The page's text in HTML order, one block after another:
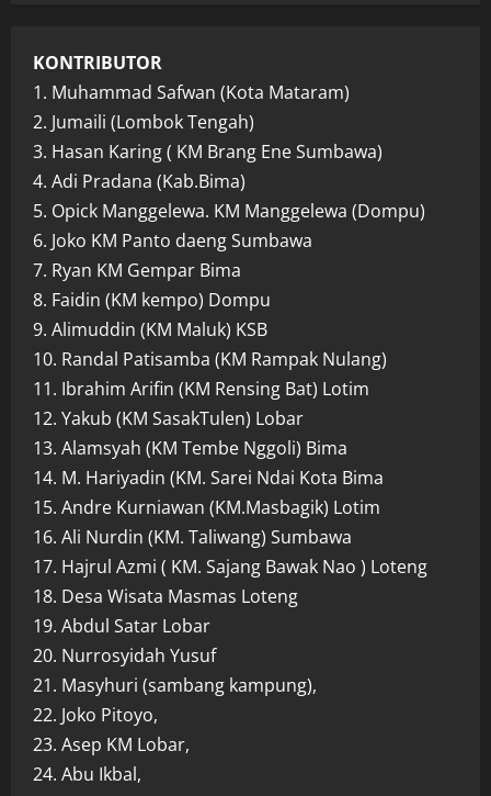
KONTRIBUTOR
1. Muhammad Safwan (Kota Mataram)
2. Jumaili (Lombok Tengah)
3. Hasan Karing ( KM Brang Ene Sumbawa)
4. Adi Pradana (Kab.Bima)
5. Opick Manggelewa. KM Manggelewa (Dompu)
6. Joko KM Panto daeng Sumbawa
7. Ryan KM Gempar Bima
8. Faidin (KM kempo) Dompu
9. Alimuddin (KM Maluk) KSB
10. Randal Patisamba (KM Rampak Nulang)
11. Ibrahim Arifin (KM Rensing Bat) Lotim
12. Yakub (KM SasakTulen) Lobar
13. Alamsyah (KM Tembe Nggoli) Bima
14. M. Hariyadin (KM. Sarei Ndai Kota Bima
15. Andre Kurniawan (KM.Masbagik) Lotim
16. Ali Nurdin (KM. Taliwang) Sumbawa
17. Hajrul Azmi ( KM. Sajang Bawak Nao ) Loteng
18. Desa Wisata Masmas Loteng
19. Abdul Satar Lobar
20. Nurrosyidah Yusuf
21. Masyhuri (sambang kampung),
22. Joko Pitoyo,
23. Asep KM Lobar,
24. Abu Ikbal,